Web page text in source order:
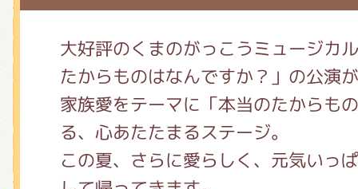
大好評のくまのがっこうミュージカ
たからものはなんですか？」の公演
家族愛をテーマに「本当のたからも
る、心あたたまるステージ。
この夏、さらに愛らしく、元気いっ
ショップインフォメーション
グッズインフォメーション